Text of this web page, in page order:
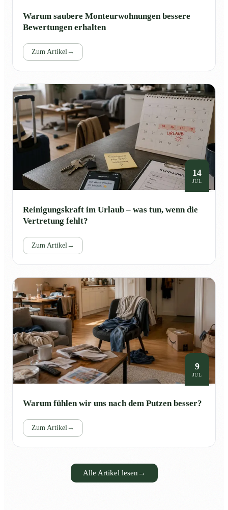
Warum saubere Monteurwohnungen bessere
Bewertungen erhalten
Zum Artikel→
14
JUL
Reinigungskraft im Urlaub – was tun, wenn die
Vertretung fehlt?
Zum Artikel→
9
JUL
Warum fühlen wir uns nach dem Putzen besser?
Zum Artikel→
Alle Artikel lesen →